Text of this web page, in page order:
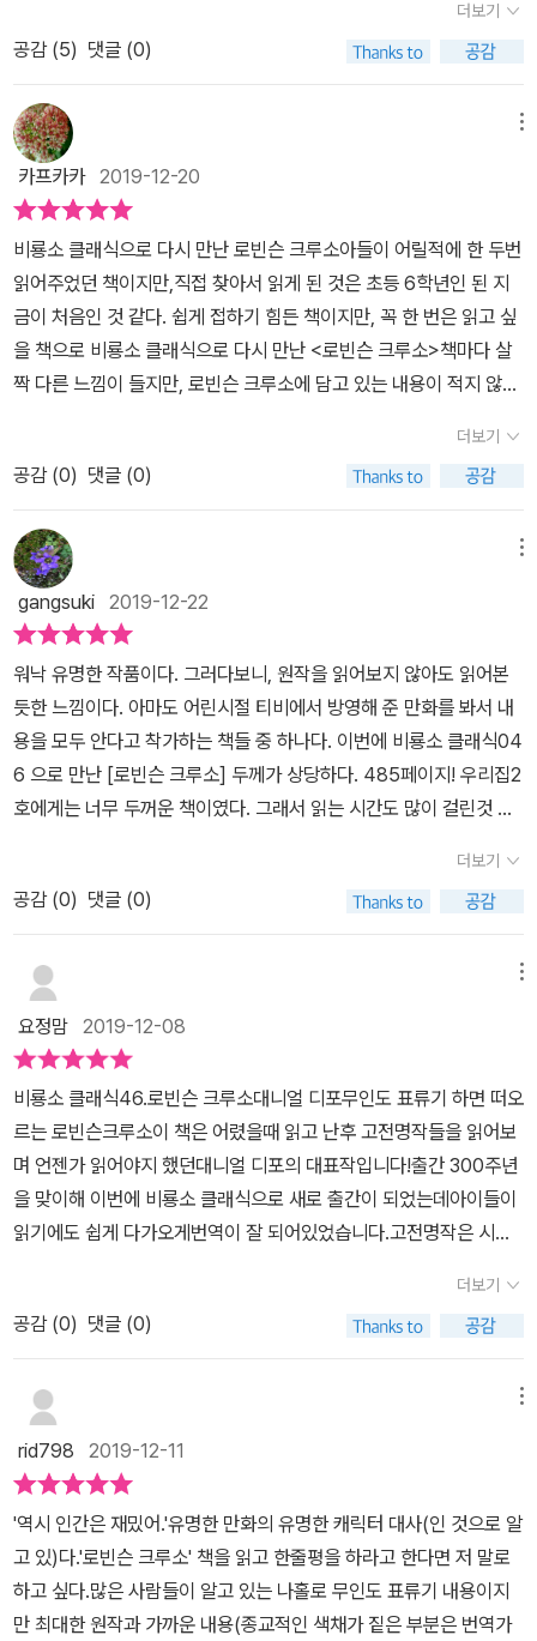
이 지나도 로빈슨 크루소의 줄거리는 대부분을 기억했고 그리하여 초
등학생 시절 이후로 이 책을 다시 읽어본 적은 없었다. 읽지 않아도 대
부분 기억이 났으니 말이다.그리고 근래에 비룡소 클래식으로 나온
'로빈슨 크루소' 책을 접했다. 분명 이렇게 두껍고 글밥이 많은 책이
아니었던 것만 같은데, 내 손에 들려진 책은 상당한 두께의 책이었다.
내가 초등학생때 읽은 로빈슨 크루소의 이야기는 분명 이 책의 반도
되지 않았던 분량인데 말이다. 얼마 전 '비밀의 화원'의 클래식 버전을
읽으면서 너무나 감탄하며 재미있게 읽었던지라 두꺼운 분량이 전혀
부담이 되진 않았다. 도대체 내가 어린 시절에 읽지 못한 이야기가 얼
마나 더 많이 있다는 건지 오히려 흥분과 궁금증이 앞섰다. 설렘과 흥
분의 상태로 책을 읽어 나갔고, 역시나 깨달았다. 지금까지의 나는 진
짜 '로빈슨 크루소' 이야기를 읽지 않았던 것이구나. 하고 말이다.실은
지금도 우리집 책장에는 초등학생용으로 나온 로빈슨 크루소나, 쉬운
영어로 된 영어버젼 로빈슨 크루소, 만화로 된 로빈슨 크루소까지 다
본 나였기에 그간 나는 '로빈슨 크루소' 이야기를 아주 많이 읽어왔고,
잘 안다는 착각 속에 살아왔다. 하지만 지금에서야 이렇게 클래식 버
젼으로 된 '진짜' 로빈슨 크루소 이야기를 읽고 나니 이 클래식 버젼을
더 일찍 읽어보지 못한 지난 시간이 굉장히 아쉬웠다. 로빈슨 크루소
를 다시 읽는다는 말을 하면 혹 누군가는 '그 책 어릴때 안 읽어봤어?'
하고 물어볼지 모른다. 허면 꼭 '로빈슨 크루소'의 클래식 버젼을 다시
읽어보라 권해주겠다고 백번을 다짐했다. 세계 명작과 유명한 고전들
이 오래 사랑을 받고 어린아이들에게 널리 읽혀지는 만큼, 우리 주변
에는 '아이들을 위해' 변형된 혹은 축약된 버젼의 책들이 너무나도 많
년 단계에 머물러 있는 초등학생에게 이 책을 무턱대고 읽으라 준다
면 아마 그 아이는 '고전'에 손사래를 치며 거부감을 보일지 모른다.
아이들에겐 아이들이 읽을만한 단계의 책이 반드시 필요하다. 하지만
문제는 우리 아이들도 과거의 나처럼 변형 혹은 축약된 책을 읽고 이
미 그 책을 다 읽었다고 치부해버리며 더 이상 원작을 찾지 않는다는
것에 있다.그러므로 이 책을 먼저 읽어야 할 사람은 어른들이다. 부모
가 먼저 이 책을 읽어보고, 진짜 이 책의 매력과 진가를 찾아보면 좋겠
다. 그리고 나서 아이들에게 이 책을 권유해줬으면 한다. 어린이용으
로 나온 책을 읽어보고, 그 후에 진짜 작가가 쓴 원작의 이야기를 담은
이 책도 읽어보았으면 한다고 말이다. 나는 이 '로빈슨 크루소'를 정말
재미있게 읽었다. 그간 내가 읽어서 알고 있는 내용 외로도 새롭게 등
장하는 이야기와 상황, 배경지식들이 더욱 풍부하여 좋았다. 게다가
들이 참으로 인상깊었다. 책을 읽는 내내 어린시절의 추억이 떠오름
즐거운 시간이었다.2학기 들어 우리반 아이들에게 초등학생용 세계
주었다. 작은 아씨들, 소공녀 세라, 빨간머리 앤, 보물섬, 지킬박사와
하이드 등과 같이 아이들이 쉽게 읽을 수 있도록 그림과 글이 적절하
게 섞인 초등학생용 버젼을 구입해 주었고 역시나 아이들에게 반응이
참 좋았다. 아이들에게 클래식 고전으로 함께 있는 작은 아씨들 책을
보여주며 이 책이 작가가 쓴 원래의 이야기를 담은 책이라고 소개해
더보기
공감 (5) 댓글 (0)
카프카카2019-12-20
비룡소 클래식으로 다시 만난 로빈슨 크루소​​​​​아들이 어릴적에 한 두번
읽어주었던 책이지만,직접 찾아서 읽게 된 것은 초등 6학년인 된 지
금이 처음인 것 같다.​ ​쉽게 접하기 힘든 책이지만, 꼭 한 번은 읽고 싶
을 책으로 비룡소 클래식으로 다시 만난 <로빈슨 크루소>책마다 살
짝 다른 느낌이 들지만, 로빈슨 크루소에 담고 있는 내용이 적지 않기
다.​책 표지에 그림 너무 익숙하지만, 오랜만에 보는 표지 그림 낯설기
도 하는데,책에 두께만큼이나 다양한 모험을 갖고 있다.​호기심에 보
았던 무인도에서 살아남기 책에서 본 듯한 장면들이 떠오르기도 하면
서혼자서 생존해 나가야 하는 이야기는 누구라도 자극적인 효과를 주
게 된다.​TV 프로그램 중에도 정글의 법칙에 보면, 생존을 직접 경험
하는 모습을 담고 있는데,자신이 그런 상황에 놓여있게 된다면? 한
번쯤은 생각해 보게 된다.​이 책에 저자는 자신의 나이 59세 19719,
지금으로부터 300년 전에 책을 출간했는데,그 당시 어린이들을 위한
책은 아니었지만, 인기도서가 되었을지 궁금해졌다.​아이들은 자신에
게 일어나지 않을 것 같은 일들에 더 관심이 가게 된다고 한다.마치 기
이하고 놀라운 모험들을 간접적으로 체험하고 싶어서였을까?​아들은
로빈슨 크루소가 무인도에서 홀로 살아가는 삶이 몹시 궁금하고,자신
도 상상하며 책을 즐기게 되었다고 말한다.​무인도에서 당장 배고픔과
필요한 부분만 있으면 살아갈 수 있기에더 큰 욕심도 부리지 않고, 자
름을 느낄 수 있는 부분으로,그래서 더 아들이 로빈슨 크루소에 삶에
깊이 빠져들게 되는 것 같다.​모든 것이 없는 상황에서 가장 기본인 것
들만 찾게 된다면,로빈슨 크루소에 삶이 정답일 것이다.사람들은 현
재 자신이 가진 것에 대한 고마움을 전혀 알지 못하고,갖지 못하는 것
에 대한 욕심을 갖고 있기에, 감사함을 깨닫지 못하게 되는데,모든 것
을 후회할 때는 다 잃은 후가 된다고 한다. 로빈슨 크루소에 경우도
자신에 가정형편이 아주 안 좋은 상황이라면 자신이 세상을 둘러보
고 싶다는 생각을 했을까? 하는 의문도 생겨나지만,로빈슨 크루소에
아들에 상황이 극한상황은 아님을 이해하게 된다.​ 어려운 상황을 그
대로 받아들이고, 이 상황을 견뎌내려는 노력을 해보겠다는 조금은
희망도 생겨나면서 스스로 길을 찾아내는 모험에서 실패를 하면서 도
전 정신까지도 배울 수 있는 여유가 생겨나게 된다. 한참을 읽으면서
도 어릴 적에 알고 있던 로빈슨 크루소에 모험담이 청소년에 새롭게
접한 비룡소 클래식 <로빈슨 크루소>를 읽게 되니 조금은 다른 생각
에 차이를 느끼면서새로운 곳에서 삶이 어떤 어려움을 이겨내야 하는
지도 조금 더 진지하게 받아들여지면서예비 중학생으로 이젠 자신이
인생에 좀 더 주인공으로서 펼쳐야 할 생각들에 복잡해진다면서 진지
함에 더 몰입해졌던 시간이었다.​비룡소에 책으로 어릴 적에 만났던
호기심에 집중해서 보았던 책들도다시금 찾으면 더 많은 생각에 자신
더보기
공감 (0) 댓글 (0)
gangsuki 2019-12-22
워낙 유명한 작품이다. 그러다보니, 원작을 읽어보지 않아도 읽어본
듯한 느낌이다. 아마도 어린시절 티비에서 방영해 준 만화를 봐서 내
용을 모두 안다고 착가하는 책들 중 하나다. 이번에 비룡소 클래식04
6 으로 만난 [로빈슨 크루소] 두께가 상당하다. 485페이지! 우리집2
호에게는 너무 두꺼운 책이였다. 그래서 읽는 시간도 많이 걸린것 같
정 읽으라고 하는것은 무리일것이다. 하지만, 책의 중간중간에 컬러
삽화가 담겨 있다. 그림을 좋아하는 우리집2호. 흑백삽화보다도 컬러
삽화에 혹해서 읽기 시작했다. 처음에는 속도가 안 났는데...읽기 시작
하더니, 집중하는 시간이 점점 길어졌다. 로빈슨 크루소의 이야기는
시작하면 집중하게 만드는 묘한 매력이 있다. 그 매력속으로 들어가
보자. 짧은 이야기가 아니라 긴 이야기다. 그래서 시간여유를 두고 천
천히 봐야한다. 어른인 나도 읽었다고 착각하고 있었던 책이다. 그래
서 아이보다 조금 먼저 읽어봤다. 이야기 시작 소제목을 어찌 이리 잘
지었을까! <아버지의 충고를 무시하고 가출하다.> 많은 아이들이 이
런 마음을 가질 것이다.어른들이 하는 말에 반감을 사는 경우가 많으
니 말이다. 그렇다고 가출을 하는 아이는 많지 않을 것이다. 우리의 주
인공 로빈슨 크루소는 조금은 특별한 사람이다. 중산층의 부유하고
편안한 삶을 보장받은 로빈슨 크루소. 하지만 19살의 나이에 훌쩍 떠
나버린다. 어디로 간다고 쪽지 하나없이 말이다. 자신의 부모들이 어
그것도 무모한 모험을 너무 좋아하는 모습이 안타깝다. 모험도 어느
정도 분별을 하면서 해야하는 것인데 말이다. 하지만, 자신이 살던 곳
을 훌쩍 떠나 말도 통하지 않는곳에서 자리를 잡는 모습은 놀랍기도
했다. 브라질에 농장을 하는것으로 만족했다면, 이 소설이 지금까지
읽히지 않았을지 모른다. 무역을 하기위해서 배를타고 이동을 하다가
난파가 되어서 어딘지도 모르는 섬에 홀로 남겨진 로빈슨 크루소. 만
약 나라면 어떻게 했을까? 로빈슨 크루소처럼 살아남았을 수 있을
더보기
공감 (0) 댓글 (0)
요정맘 2019-12-08
비룡소 클래식46.로빈슨 크루소대니얼 디포​​무인도 표류기 하면 떠오
르는 로빈슨크루소이 책은 어렸을때 읽고 난후 고전명작들을 읽어보
며 언젠가 읽어야지 했던대니얼 디포의 대표작입니다!​출간 300주년
을 맞이해 이번에 비룡소 클래식으로 새로 출간이 되었는데아이들이
읽기에도 쉽게 다가오게번역이 잘 되어있었습니다.​고전명작은 시간
빈슨 크루소도 읽다보니 아는 이야기 이지만 색다른 느낌도 들고뒷이
야기가 궁금해져서 계속 읽게 되더라구요.​양장본에 표지그림이 멋스
러워서 다 읽고 책장에 소장하기에도 좋은 비룡소 클래식 책!​로빈슨
크루소 책은 주인공인 내가 되어 이야기를 리얼하게 극사실주의로 써
디포가 300년전에 썼던 소설책이예요.​로빈슨 크루소는 영국에서 태
어났고 중류층으로 편안하고 안락하게 살수 있는 집을 떠나 모험심이
가득하여 친구 아버지의 배를 타고 떠나버렸습니다.부모님이 로빈슨
크루소의 마음을 읽고간곡한 마음으로 충고해 주셨지만자신이 어떠
한 일을 당할지도 모르고 배에 타버린것이죠.​런던으로 가는 배를 타
고 갔지만 폭풍우에 휩쓸려 겨우 살아남아 런던으로 도착했지만또다
더보기
공감 (0) 댓글 (0)
rid798 2019-12-11
'역시 인간은 재밌어.'유명한 만화의 유명한 캐릭터 대사(인 것으로 알
고 있)다.'로빈슨 크루소' 책을 읽고 한줄평을 하라고 한다면 저 말로
하고 싶다.많은 사람들이 알고 있는 나홀로 무인도 표류기 내용이지
만 최대한 원작과 가까운 내용(종교적인 색채가 짙은 부분은 번역가